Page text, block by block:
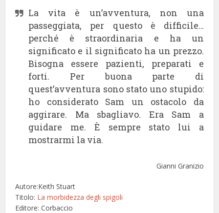
La vita è un’avventura, non una
passeggiata, per questo è difficile…
perché è straordinaria e ha un
significato e il significato ha un prezzo.
Bisogna essere pazienti, preparati e
forti. Per buona parte di
quest’avventura sono stato uno stupido:
ho considerato Sam un ostacolo da
aggirare. Ma sbagliavo. Era Sam a
guidare me. È sempre stato lui a
mostrarmi la via.
Gianni Granizio
Autore:Keith Stuart
Titolo: La morbidezza degli spigoli
Editore: Corbaccio